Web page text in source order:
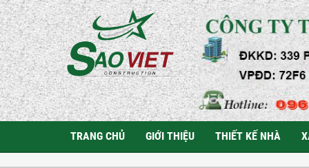
TRANG CHỦ GIỚI THIỆU THIẾT KẾ NHÀ